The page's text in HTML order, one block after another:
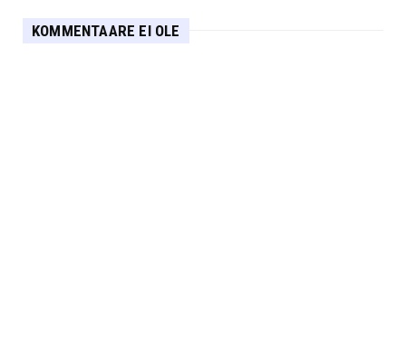
KOMMENTAARE EI OLE